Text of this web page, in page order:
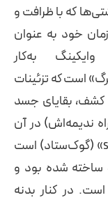
که با ظرافت و
خود به عنوان
به‌کار
است که تزئینات
کشف، بقایای جسد
ندیمه‌اش) در آن
یافت شد. دو کشتی دیگر یکی «گوکstad» (گوک‌ستاد) است
ساخته شده بود و
در کنار بدنه